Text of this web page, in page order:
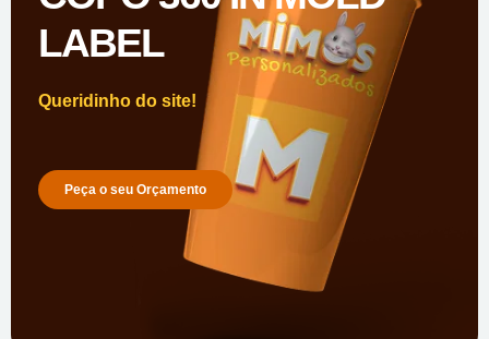
LABEL
Queridinho do site!
Peça o seu Orçamento